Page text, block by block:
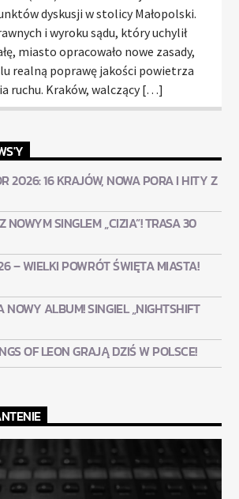
dyskusji w stolicy Małopolski.
i wyroku sądu, który uchylił
miasto opracowało nowe zasady,
realną poprawę jakości powietrza
ruchu. Kraków, walczący […]
2026: 16 KRAJÓW, NOWA PORA I HITY Z
SINGLEM „CIZIA”! TRASA 30
– WIELKI POWRÓT ŚWIĘTA MIASTA!
ALBUM! SINGIEL „NIGHTSHIFT
OF LEON GRAJĄ DZIŚ W POLSCE!